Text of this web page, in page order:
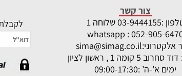
צור קשר
:
03-9444155 שלוחה 1
whatsapp : 052-905-
אלקטרוני:sima@simag.co.il
5 קומה 1 , ראשון לציון
ימים א’-ה’ :09:00-17:30